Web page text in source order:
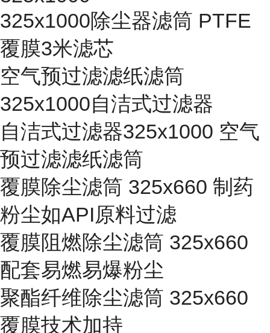
325x1000除尘器滤筒 PTFE
覆膜3米滤芯
空气预过滤滤纸滤筒
325x1000自洁式过滤器
自洁式过滤器325x1000 空气
预过滤滤纸滤筒
覆膜除尘滤筒 325x660 制药
粉尘如API原料过滤
覆膜阻燃除尘滤筒 325x660
配套易燃易爆粉尘
聚酯纤维除尘滤筒 325x660
覆膜技术加持